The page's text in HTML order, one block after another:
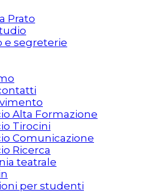
Prato
e segreterie
Alta Formazione
Tirocini
Comunicazione
Ricerca
teatrale
per studenti